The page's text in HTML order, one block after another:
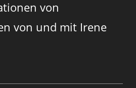
von
von und mit Irene